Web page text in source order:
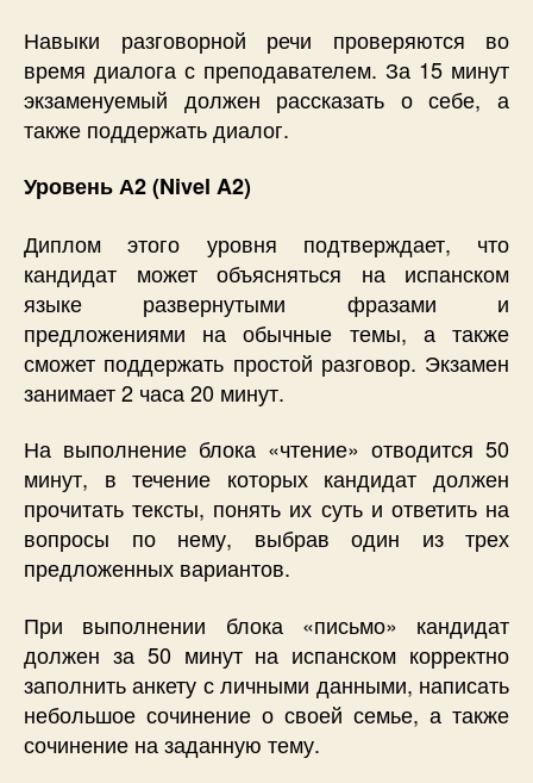
Навыки разговорной речи проверяются во
время диалога с преподавателем. За 15 минут
экзаменуемый должен рассказать о себе, а
также поддержать диалог.
Уровень А2 (Nivel A2)
Диплом этого уровня подтверждает, что
кандидат может объясняться на испанском
языке развернутыми фразами и
предложениями на обычные темы, а также
сможет поддержать простой разговор. Экзамен
занимает 2 часа 20 минут.
На выполнение блока «чтение» отводится 50
минут, в течение которых кандидат должен
прочитать тексты, понять их суть и ответить на
вопросы по нему, выбрав один из трех
предложенных вариантов.
При выполнении блока «письмо» кандидат
должен за 50 минут на испанском корректно
заполнить анкету с личными данными, написать
небольшое сочинение о своей семье, а также
сочинение на заданную тему.